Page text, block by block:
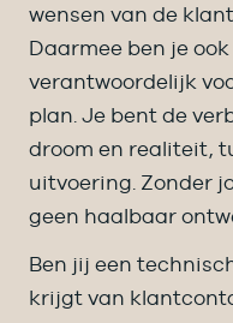
wensen van de
Daarmee ben je
verantwoordelijk
plan. Je bent de
droom en realiteit,
uitvoering. Zonder
geen haalbaar
Ben jij een
krijgt van